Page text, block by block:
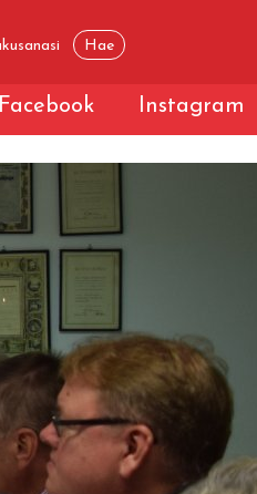
Facebook Instagram